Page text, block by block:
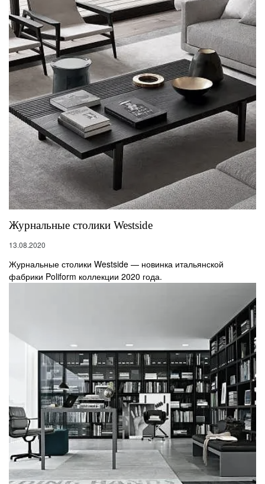
Журнальные столики Westside
13.08.2020
Журнальные столики Westside — новинка итальянской
фабрики Poliform коллекции 2020 года.